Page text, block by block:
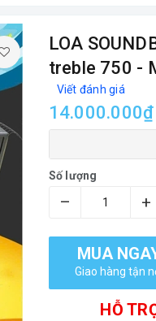
LOA
treble 750 -
Viết đánh giá
14.000.000₫
Số lượng
– +
MUA
Giao hàng tận
HỖ